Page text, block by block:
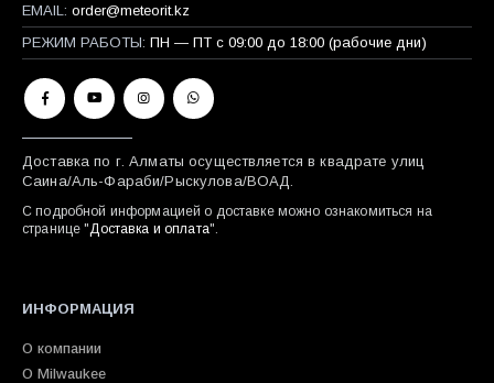
EMAIL: order@meteorit.kz
РЕЖИМ РАБОТЫ: ПН — ПТ с 09:00 до 18:00 (рабочие дни)
Доставка по г. Алматы осуществляется в квадрате улиц
Саина/Аль-Фараби/Рыскулова/ВОАД.
С подробной информацией о доставке можно ознакомиться на
странице " Доставка и оплата".
ИНФОРМАЦИЯ
О компании
О Milwaukee